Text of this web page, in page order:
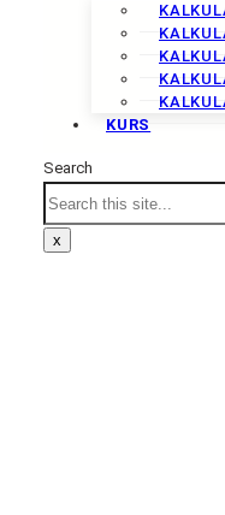
KURS
Search
Search
x